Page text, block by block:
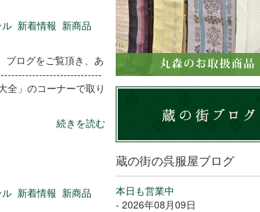
新着情報 新商品
ログをご覧頂き、あ
全」のコーナーで取り
続きを読む
新着情報 新商品
蔵の街の呉服屋ブログ
本日も営業中
- 2026年08月09日